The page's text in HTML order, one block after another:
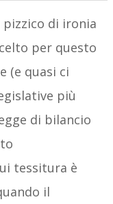
di ironia
per questo
(e quasi ci
più
di bilancio
tessitura è
il